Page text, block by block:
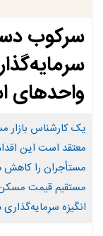
سرکوب
واحدهای
یک کارشناس بازار
معتقد است این
مستأجران را کاهش
مستقیم قیمت
انگیزه